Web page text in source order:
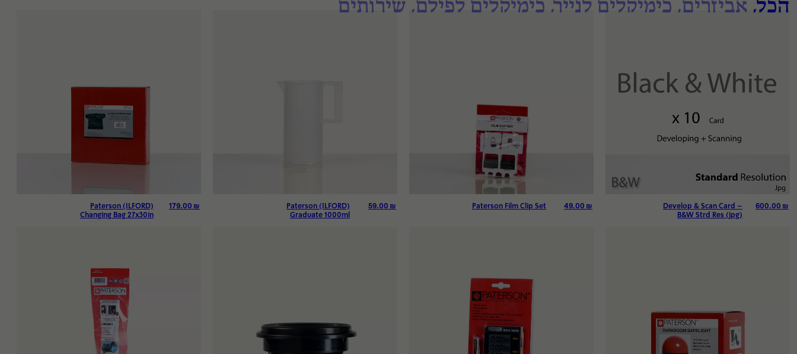
הכל אביזרים כימיקלים לנייר כימיקלים לפילם שירותים
Develop & Scan Card –
B&W Strd Res (jpg)
600.00 ₪
Paterson Film Clip Set 49.00 ₪
Paterson (ILFORD)
Graduate 1000ml
59.00 ₪
Paterson (ILFORD)
Changing Bag 27x30in
179.00 ₪
סרטי צילום
ניירות
חדר חושך
אחסון
משרדים ובתים פרטיים
Showroom